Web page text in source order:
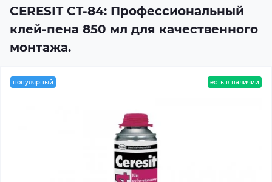
CERESIT CT-84: Профессиональный
клей-пена 850 мл для качественного
монтажа.
популярный есть в наличии